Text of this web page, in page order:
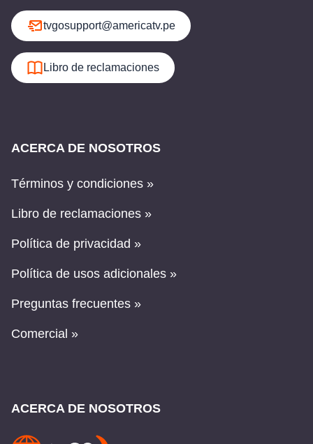
tvgosupport@americatv.pe
Libro de reclamaciones
ACERCA DE NOSOTROS
Términos y condiciones »
Libro de reclamaciones »
Política de privacidad »
Política de usos adicionales »
Preguntas frecuentes »
Comercial »
ACERCA DE NOSOTROS